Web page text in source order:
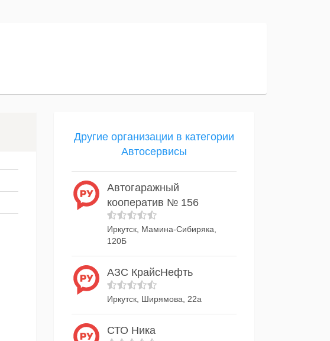
Другие организации в категории
Автосервисы
Автогаражный
кооператив № 156
Иркутск, Мамина-Сибиряка,
120Б
АЗС КрайсНефть
Иркутск, Ширямова, 22а
СТО Ника